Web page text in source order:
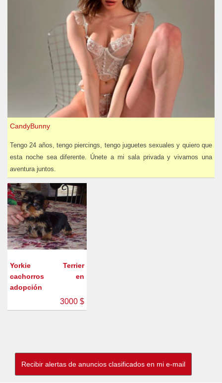
CandyBunny
Tengo 24 años, tengo piercings, tengo juguetes sexuales y quiero que
esta noche sea diferente. Únete a mi sala privada y vivamos una
aventura juntos.
Yorkie Terrier
cachorros en
adopción
3000 $